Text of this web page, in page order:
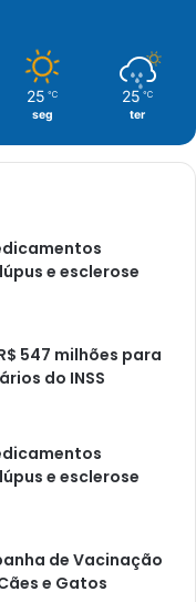
25 ℃
seg
25 ℃
ter
e esclerose
547 milhões para
do INSS
e esclerose
de Vacinação
e Gatos